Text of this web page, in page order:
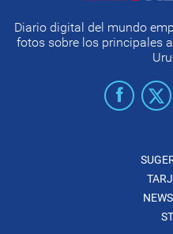
Diario digital del mundo
fotos sobre los principales